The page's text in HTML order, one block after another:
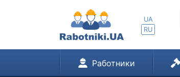
UA
RU
Работники